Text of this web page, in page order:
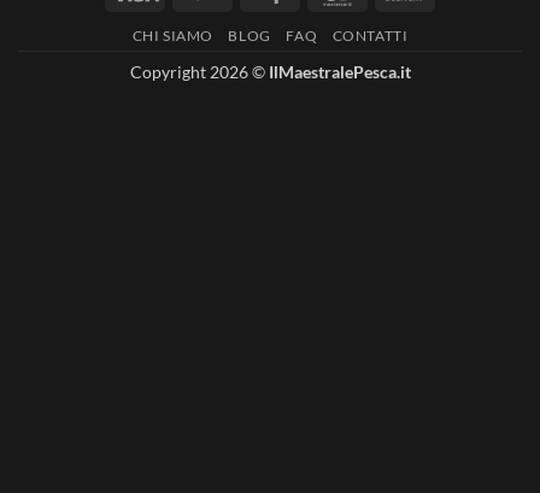
CHI SIAMO BLOG FAQ CONTATTI
Copyright 2026 © IlMaestralePesca.it